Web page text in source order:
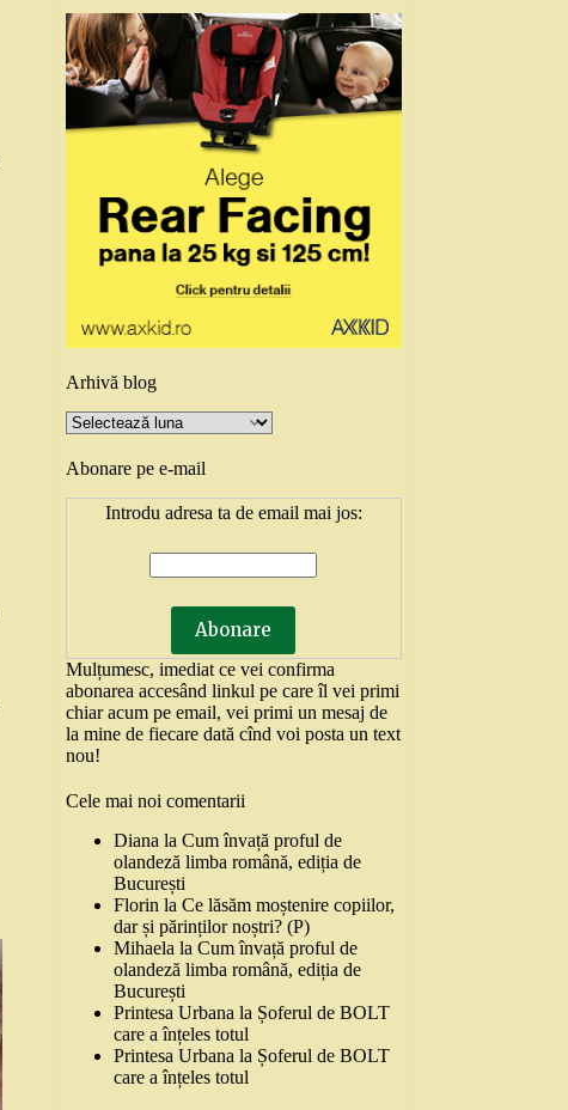
Arhivă blog
Arhivă
blog
Abonare pe e-mail
Introdu adresa ta de email mai jos:
Mulțumesc, imediat ce vei confirma
abonarea accesând linkul pe care îl vei primi
chiar acum pe email, vei primi un mesaj de
la mine de fiecare dată cînd voi posta un text
nou!
Cele mai noi comentarii
Diana laCum învață proful de
olandeză limba română, ediția de
București
Florin laCe lăsăm moștenire copiilor,
dar și părinților noștri? (P)
Mihaela laCum învață proful de
olandeză limba română, ediția de
București
Printesa Urbana la Șoferul de BOLT
care a înțeles totul
Printesa Urbana la Șoferul de BOLT
care a înțeles totul